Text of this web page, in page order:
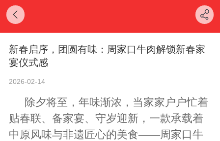
新春启序，团圆有味：周家口牛肉解锁新春家
宴仪式感
2026-02-14
除夕将至，年味渐浓，当家家户户忙着
贴春联、备家宴、守岁迎新，一款承载着
中原风味与非遗匠心的美食——周家口牛